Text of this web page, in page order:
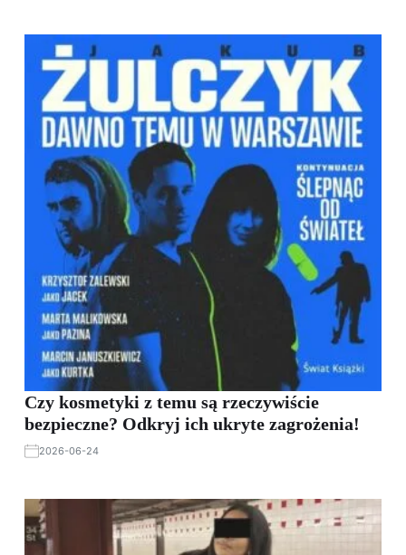
Czy kosmetyki z temu są rzeczywiście
bezpieczne? Odkryj ich ukryte zagrożenia!
2026-06-24